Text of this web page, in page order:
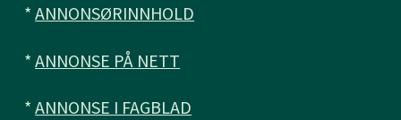
*ANNONSØRINNHOLD
*ANNONSE PÅ NETT
*ANNONSE I FAGBLAD